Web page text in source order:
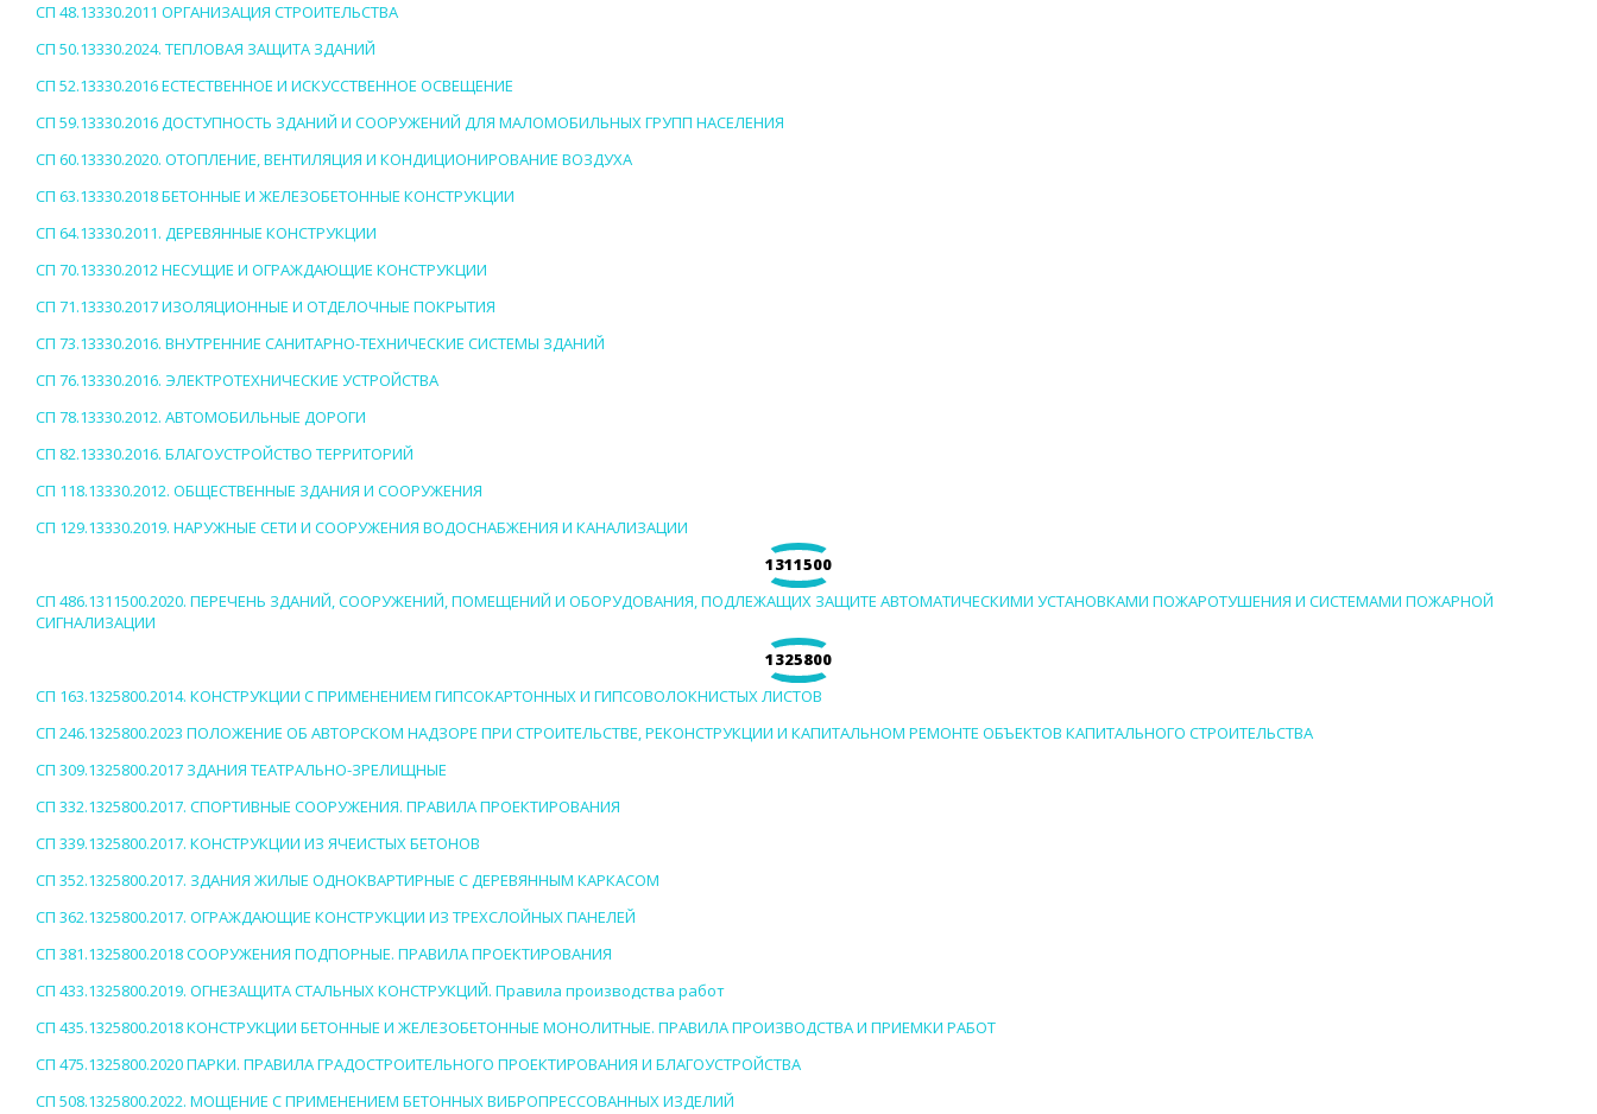
СП 48.13330.2011 ОРГАНИЗАЦИЯ СТРОИТЕЛЬСТВА
СП 50.13330.2024. ТЕПЛОВАЯ ЗАЩИТА ЗДАНИЙ
СП 52.13330.2016 ЕСТЕСТВЕННОЕ И ИСКУССТВЕННОЕ ОСВЕЩЕНИЕ
СП 59.13330.2016 ДОСТУПНОСТЬ ЗДАНИЙ И СООРУЖЕНИЙ ДЛЯ МАЛОМОБИЛЬНЫХ ГРУПП НАСЕЛЕНИЯ
СП 60.13330.2020. ОТОПЛЕНИЕ, ВЕНТИЛЯЦИЯ И КОНДИЦИОНИРОВАНИЕ ВОЗДУХА
СП 63.13330.2018 БЕТОННЫЕ И ЖЕЛЕЗОБЕТОННЫЕ КОНСТРУКЦИИ
СП 64.13330.2011. ДЕРЕВЯННЫЕ КОНСТРУКЦИИ
СП 70.13330.2012 НЕСУЩИЕ И ОГРАЖДАЮЩИЕ КОНСТРУКЦИИ
СП 71.13330.2017 ИЗОЛЯЦИОННЫЕ И ОТДЕЛОЧНЫЕ ПОКРЫТИЯ
СП 73.13330.2016. ВНУТРЕННИЕ САНИТАРНО-ТЕХНИЧЕСКИЕ СИСТЕМЫ ЗДАНИЙ
СП 76.13330.2016. ЭЛЕКТРОТЕХНИЧЕСКИЕ УСТРОЙСТВА
СП 78.13330.2012. АВТОМОБИЛЬНЫЕ ДОРОГИ
СП 82.13330.2016. БЛАГОУСТРОЙСТВО ТЕРРИТОРИЙ
СП 118.13330.2012. ОБЩЕСТВЕННЫЕ ЗДАНИЯ И СООРУЖЕНИЯ
СП 129.13330.2019. НАРУЖНЫЕ СЕТИ И СООРУЖЕНИЯ ВОДОСНАБЖЕНИЯ И КАНАЛИЗАЦИИ
1311500
СП 486.1311500.2020. ПЕРЕЧЕНЬ ЗДАНИЙ, СООРУЖЕНИЙ, ПОМЕЩЕНИЙ И ОБОРУДОВАНИЯ, ПОДЛЕЖАЩИХ ЗАЩИТЕ АВТОМАТИЧЕСКИМИ УСТАНОВКАМИ ПОЖАРОТУШЕНИЯ И СИСТЕМАМИ ПОЖАРНОЙ
СИГНАЛИЗАЦИИ
1325800
СП 163.1325800.2014. КОНСТРУКЦИИ С ПРИМЕНЕНИЕМ ГИПСОКАРТОННЫХ И ГИПСОВОЛОКНИСТЫХ ЛИСТОВ
СП 246.1325800.2023 ПОЛОЖЕНИЕ ОБ АВТОРСКОМ НАДЗОРЕ ПРИ СТРОИТЕЛЬСТВЕ, РЕКОНСТРУКЦИИ И КАПИТАЛЬНОМ РЕМОНТЕ ОБЪЕКТОВ КАПИТАЛЬНОГО СТРОИТЕЛЬСТВА
СП 309.1325800.2017 ЗДАНИЯ ТЕАТРАЛЬНО-ЗРЕЛИЩНЫЕ
СП 332.1325800.2017. СПОРТИВНЫЕ СООРУЖЕНИЯ. ПРАВИЛА ПРОЕКТИРОВАНИЯ
СП 339.1325800.2017. КОНСТРУКЦИИ ИЗ ЯЧЕИСТЫХ БЕТОНОВ
СП 352.1325800.2017. ЗДАНИЯ ЖИЛЫЕ ОДНОКВАРТИРНЫЕ С ДЕРЕВЯННЫМ КАРКАСОМ
СП 362.1325800.2017. ОГРАЖДАЮЩИЕ КОНСТРУКЦИИ ИЗ ТРЕХСЛОЙНЫХ ПАНЕЛЕЙ
СП 381.1325800.2018 СООРУЖЕНИЯ ПОДПОРНЫЕ. ПРАВИЛА ПРОЕКТИРОВАНИЯ
СП 433.1325800.2019. ОГНЕЗАЩИТА СТАЛЬНЫХ КОНСТРУКЦИЙ. Правила производства работ
СП 435.1325800.2018 КОНСТРУКЦИИ БЕТОННЫЕ И ЖЕЛЕЗОБЕТОННЫЕ МОНОЛИТНЫЕ. ПРАВИЛА ПРОИЗВОДСТВА И ПРИЕМКИ РАБОТ
СП 475.1325800.2020 ПАРКИ. ПРАВИЛА ГРАДОСТРОИТЕЛЬНОГО ПРОЕКТИРОВАНИЯ И БЛАГОУСТРОЙСТВА
СП 508.1325800.2022. МОЩЕНИЕ С ПРИМЕНЕНИЕМ БЕТОННЫХ ВИБРОПРЕССОВАННЫХ ИЗДЕЛИЙ